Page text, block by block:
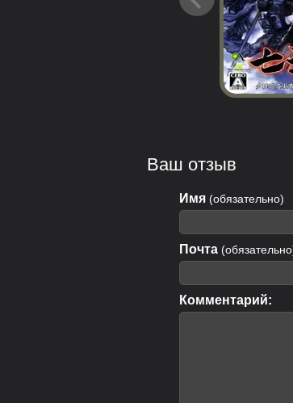
Ваш отзыв
Имя (обязательно)
Почта
Комментарий: